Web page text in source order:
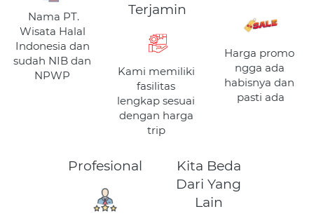
Nama PT.
Wisata Halal
Indonesia dan
sudah NIB dan
NPWP
Terjamin
Kami memiliki
fasilitas
lengkap sesuai
dengan harga
trip
Harga promo
ngga ada
habisnya dan
pasti ada
Profesional
Kita Beda
Dari Yang
Lain